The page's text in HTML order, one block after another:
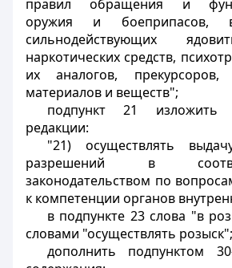
правил обращения и
оружия и боеприпасов,
сильнодействующих
наркотических средств,
их аналогов, прекурсоров,
материалов и веществ";
подпункт 21
редакции:
"21) осуществлять
разрешений в
законодательством по
к компетенции органов
в подпункте 23 слова "в
словами "осуществлять розыск";
дополнить подпунктом